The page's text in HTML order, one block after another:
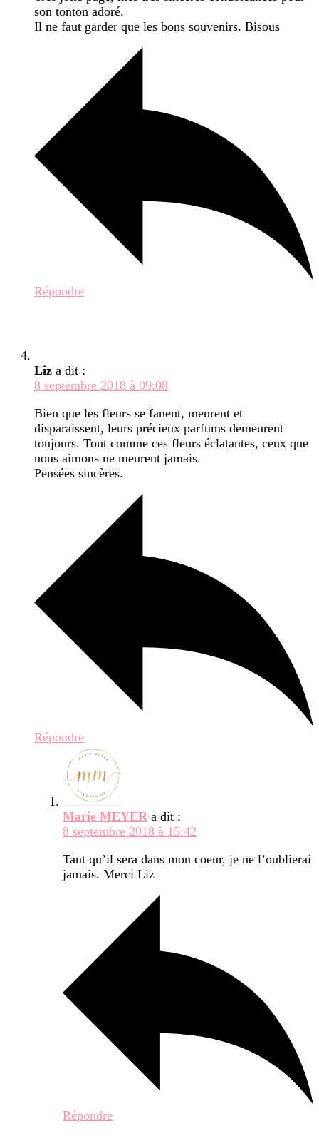
son tonton adoré.
Il ne faut garder que les bons souvenirs. Bisous
Répondre
Liz a dit :
8 septembre 2018 à 09:08
Bien que les fleurs se fanent, meurent et
disparaissent, leurs précieux parfums demeurent
toujours. Tout comme ces fleurs éclatantes, ceux que
nous aimons ne meurent jamais.
Pensées sincères.
Répondre
Marie MEYER a dit :
8 septembre 2018 à 15:42
Tant qu’il sera dans mon coeur, je ne l’oublierai
jamais. Merci Liz
Répondre